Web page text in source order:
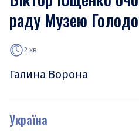
раду Музею
2 хв
Галина Ворона
Україна